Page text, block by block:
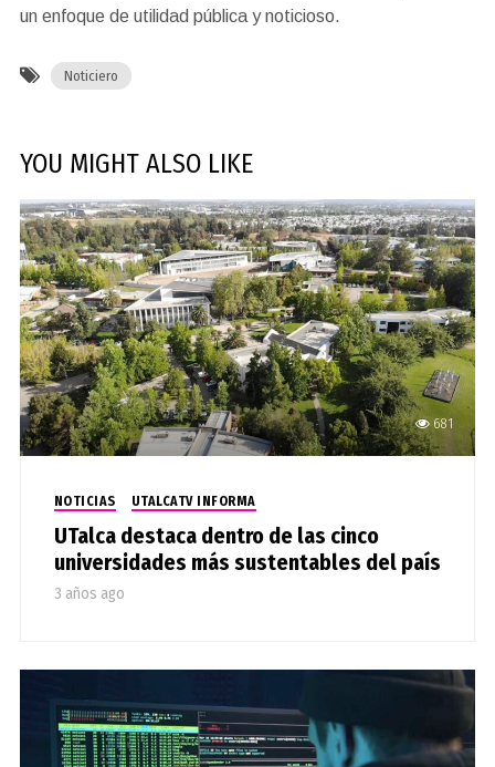
un enfoque de utilidad pública y noticioso.
Noticiero
YOU MIGHT ALSO LIKE
681
NOTICIAS UTALCATV INFORMA
UTalca destaca dentro de las cinco
universidades más sustentables del país
3 años ago